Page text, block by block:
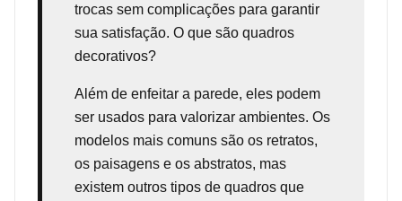
trocas sem complicações para garantir
sua satisfação. O que são quadros
decorativos?
Além de enfeitar a parede, eles podem
ser usados para valorizar ambientes. Os
modelos mais comuns são os retratos,
os paisagens e os abstratos, mas
existem outros tipos de quadros que